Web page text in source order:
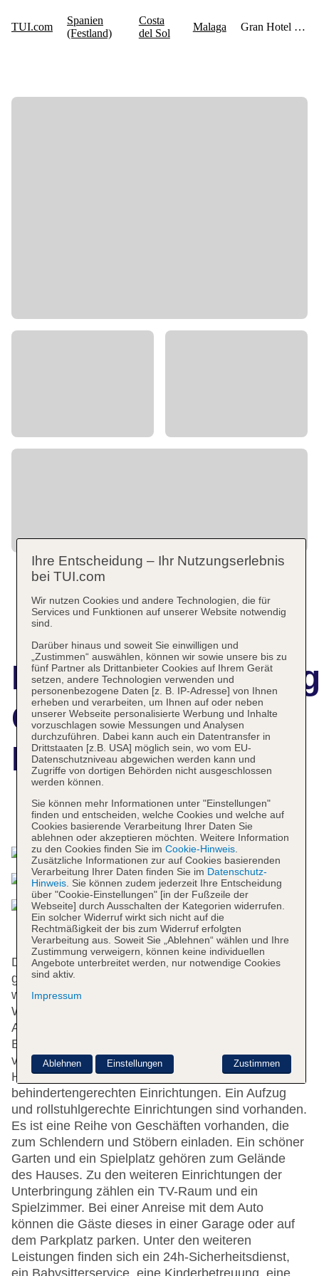
Gran Hotel
Miramar
Das bietet Ihre Unterkunft
Das freundliche Personal an der Rezeption ist
gerne bei allen Fragen behilflich. Serviceleistungen
wie eine Gepäckaufbewahrung, ein Safe und eine
Wechselstube tragen zu einem komfortablen
Aufenthalt bei. WLAN ist in den öffentlichen
Bereichen verfügbar. Hilfestellung bei der Buchung
von Ausflügen wird am Tourdesk geboten. Das
Hotel verfügt über eine Reihe von
behindertengerechten Einrichtungen. Ein Aufzug
und rollstuhlgerechte Einrichtungen sind vorhanden.
Es ist eine Reihe von Geschäften vorhanden, die
zum Schlendern und Stöbern einladen. Ein schöner
Garten und ein Spielplatz gehören zum Gelände
des Hauses. Zu den weiteren Einrichtungen der
Unterbringung zählen ein TV-Raum und ein
Spielzimmer. Bei einer Anreise mit dem Auto
können die Gäste dieses in einer Garage oder auf
dem Parkplatz parken. Unter den weiteren
Leistungen finden sich ein 24h-Sicherheitsdienst,
Ihre Entscheidung – Ihr Nutzungserlebnis
bei TUI.com
Wir nutzen Cookies und andere Technologien, die für
Services und Funktionen auf unserer Website notwendig
sind.
Darüber hinaus und soweit Sie einwilligen und
„Zustimmen“ auswählen, können wir sowie unsere bis zu
fünf Partner als Drittanbieter Cookies auf Ihrem Gerät
setzen, andere Technologien verwenden und
personenbezogene Daten [z. B. IP-Adresse] von Ihnen
erheben und verarbeiten, um Ihnen auf oder neben
unserer Webseite personalisierte Werbung und Inhalte
vorzuschlagen sowie Messungen und Analysen
durchzuführen. Dabei kann auch ein Datentransfer in
Drittstaaten [z.B. USA] möglich sein, wo vom EU-
Datenschutzniveau abgewichen werden kann und
Zugriffe von dortigen Behörden nicht ausgeschlossen
werden können.
Sie können mehr Informationen unter "Einstellungen"
finden und entscheiden, welche Cookies und welche auf
Cookies basierende Verarbeitung Ihrer Daten Sie
ablehnen oder akzeptieren möchten. Weitere Information
zu den Cookies finden Sie im Cookie-Hinweis.
Zusätzliche Informationen zur auf Cookies basierenden
Verarbeitung Ihrer Daten finden Sie im Datenschutz-
Hinweis. Sie können zudem jederzeit Ihre Entscheidung
über "Cookie-Einstellungen" [in der Fußzeile der
Webseite] durch Ausschalten der Kategorien widerrufen.
Ein solcher Widerruf wirkt sich nicht auf die
Rechtmäßigkeit der bis zum Widerruf erfolgten
Verarbeitung aus. Soweit Sie „Ablehnen“ wählen und Ihre
Zustimmung verweigern, können keine individuellen
Angebote unterbreitet werden, nur notwendige Cookies
sind aktiv.
Impressum
Zustimmen
Ablehnen Einstellungen